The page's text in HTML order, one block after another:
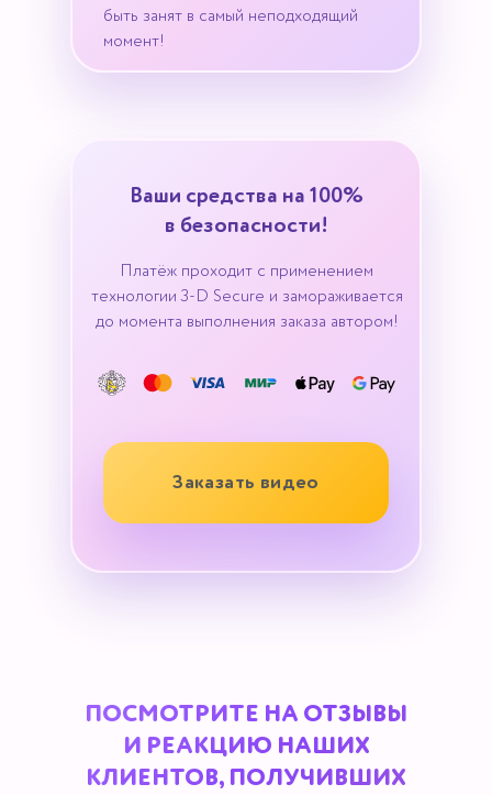
быть занят в самый неподходящий
момент!
Платёж проходит с применением
технологии 3-D Secure и замораживается
до момента выполнения заказа автором!
Ваши средства на 100%
в безопасности!
Заказать видео
ПОСМОТРИТЕ НА ОТЗЫВЫ
И РЕАКЦИЮ НАШИХ
КЛИЕНТОВ, ПОЛУЧИВШИХ